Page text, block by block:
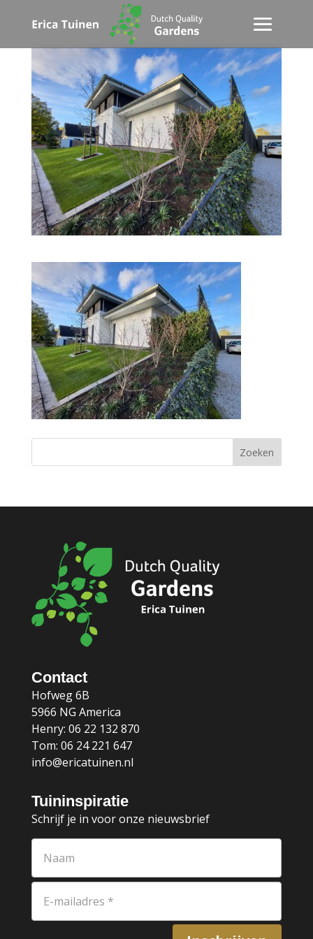
Zoeken
Contact
Hofweg 6B
5966 NG America
Henry: 06 22 132 870
Tom: 06 24 221 647
info@ericatuinen.nl
Tuininspiratie
Schrijf je in voor onze nieuwsbrief